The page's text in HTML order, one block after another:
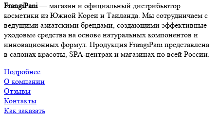
FrangiPani— магазин и официальный дистрибьютор
косметики из Южной Кореи и Таиланда. Мы сотрудничаем с
ведущими азиатскими брендами, создающими эффективные
уходовые средства на основе натуральных компонентов и
инновационных формул. Продукция FrangiPani представлена
в салонах красоты, SPA-центрах и магазинах по всей России.
Подробнее
О компании
Отзывы
Контакты
Как заказать